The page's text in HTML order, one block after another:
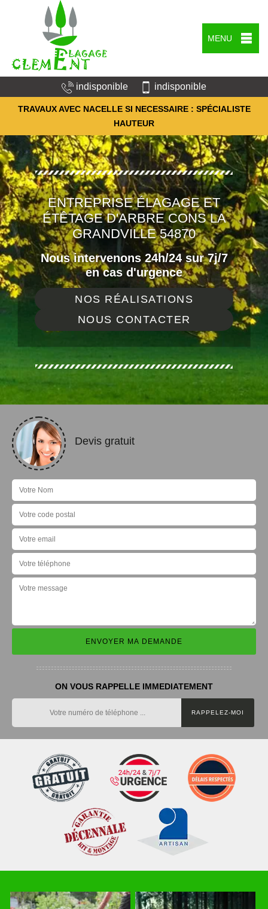
MENU
indisponible indisponible
TRAVAUX AVEC NACELLE SI NECESSAIRE : SPÉCIALISTE
HAUTEUR
ENTREPRISE ÉLAGAGE ET
ÉTÊTAGE D'ARBRE CONS LA
GRANDVILLE 54870
Nous intervenons 24h/24 sur 7j/7
en cas d'urgence
NOS RÉALISATIONS
NOUS CONTACTER
Devis gratuit
ON VOUS RAPPELLE IMMEDIATEMENT